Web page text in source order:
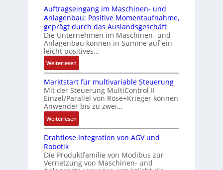
s
c
h
f
l
e
x
i
b
e
l
f
ü
r
i
e
i
n
e
n
4
G
u
n
d
5
G
a
u
f
e
n
Z
e
r
t
i
i
e
r
n
g
e
s
u
c
k
a
u
s
g
l
e
i
c
h
s
e
m
Auftragseingang im Maschinen- und
Anlagenbau: Positive Momentaufnahme,
geprägt durch das Auslandsgeschäft
Die Unternehmen im Maschinen- und
Anlagenbau können in Summe auf ein
leicht positives…
Weiterlesen:
A
u
f
t
r
a
g
s
i
n
Marktstart für multivariable Steuerung
Mit der Steuerung MultiControl II
Einzel/Parallel von Rose+Krieger können
Anwender bis zu zwei…
Weiterlesen:
M
a
k
t
Drahtlose Integration von AGV und
Robotik
Die Produktfamilie von Modibus zur
Vernetzung von Maschinen- und